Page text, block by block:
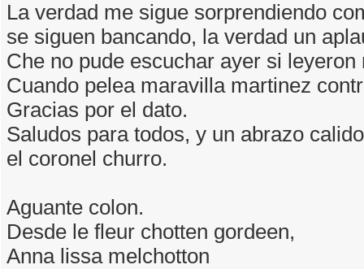
La verdad me sigue sorprendiendo
se siguen bancando, la verdad un
Che no pude escuchar ayer si leyeron
Cuando pelea maravilla martinez
Gracias por el dato.
Saludos para todos, y un abrazo
el coronel churro.
Aguante colon.
Desde le fleur chotten gordeen,
Anna lissa melchotton